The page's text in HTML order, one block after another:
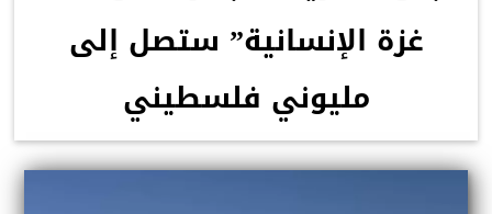
غزة الإنسانية” ستصل إلى
مليوني فلسطيني